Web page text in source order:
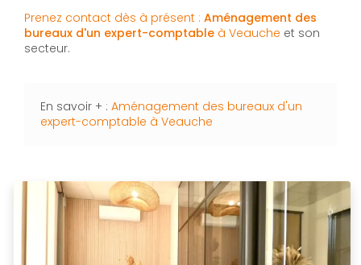
Prenez contact dès à présent : Aménagement des
bureaux d'un expert-comptable à Veauche et son
secteur.
En savoir + : Aménagement des bureaux d'un
expert-comptable à Veauche